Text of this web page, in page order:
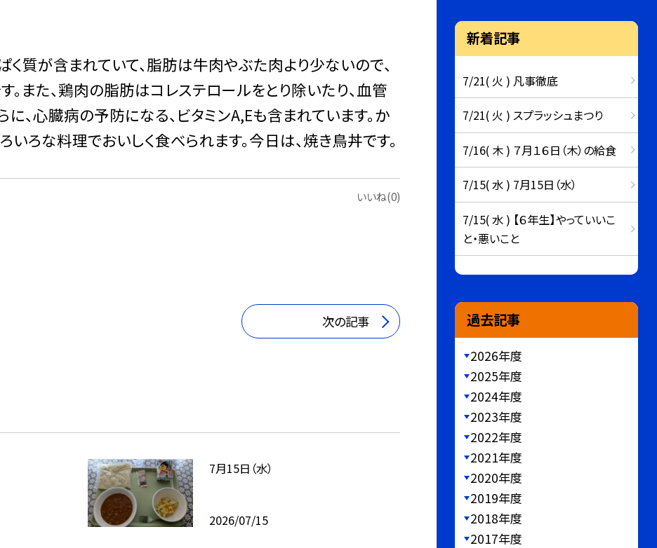
質が含まれていて、脂肪は牛肉やぶた肉より少ないので、
また、鶏肉の脂肪はコレステロールをとり除いたり、血管
に、心臓病の予防になる、ビタミンA,Eも含まれています。か
いろな料理でおいしく食べられます。今日は、焼き鳥丼です。
いいね(0)
次の記事
7月15日（水）
2026/07/15
新着記事
7/21( 火 ) 凡事徹底
7/21( 火 ) スプラッシュまつり
7/16( 木 ) ７月１６日（木）の給食
7/15( 水 ) 7月15日（水）
7/15( 水 ) 【６年生】やっていいこ
と・悪いこと
過去記事
2026年度
2025年度
2024年度
2023年度
2022年度
2021年度
2020年度
2019年度
2018年度
2017年度